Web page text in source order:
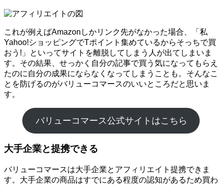
これが例えばAmazonしかリンク先がなかった場合、「私
Yahoo!ショッピングでTポイント集めているからそっちで買
おう!」といってサイトを離脱してしまう人が出てしまいま
す。その結果、せっかく自分の記事で買う気になってもらえ
たのに自分の成果にならなくなってしまうことも。そんなこ
とを防げるのがバリューコマースのいいところだと思いま
す。
バリューコマース公式サイトはこちら
大手企業と提携できる
バリューコマースは大手企業とアフィリエイト提携できま
す。大手企業の商品はすでにある程度の認知があるため買わ